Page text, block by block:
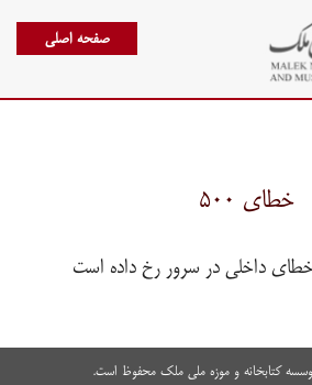
صفحه اصلی
خطای ۵۰۰
داخلی در سرور رخ داده است
کتابخانه و موزه ملی ملک محفوظ است.